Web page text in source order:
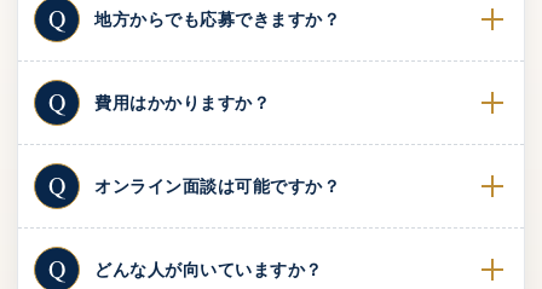
Q 地方からでも応募できますか？
Q 費用はかかりますか？
Q オンライン面談は可能ですか？
Q どんな人が向いていますか？